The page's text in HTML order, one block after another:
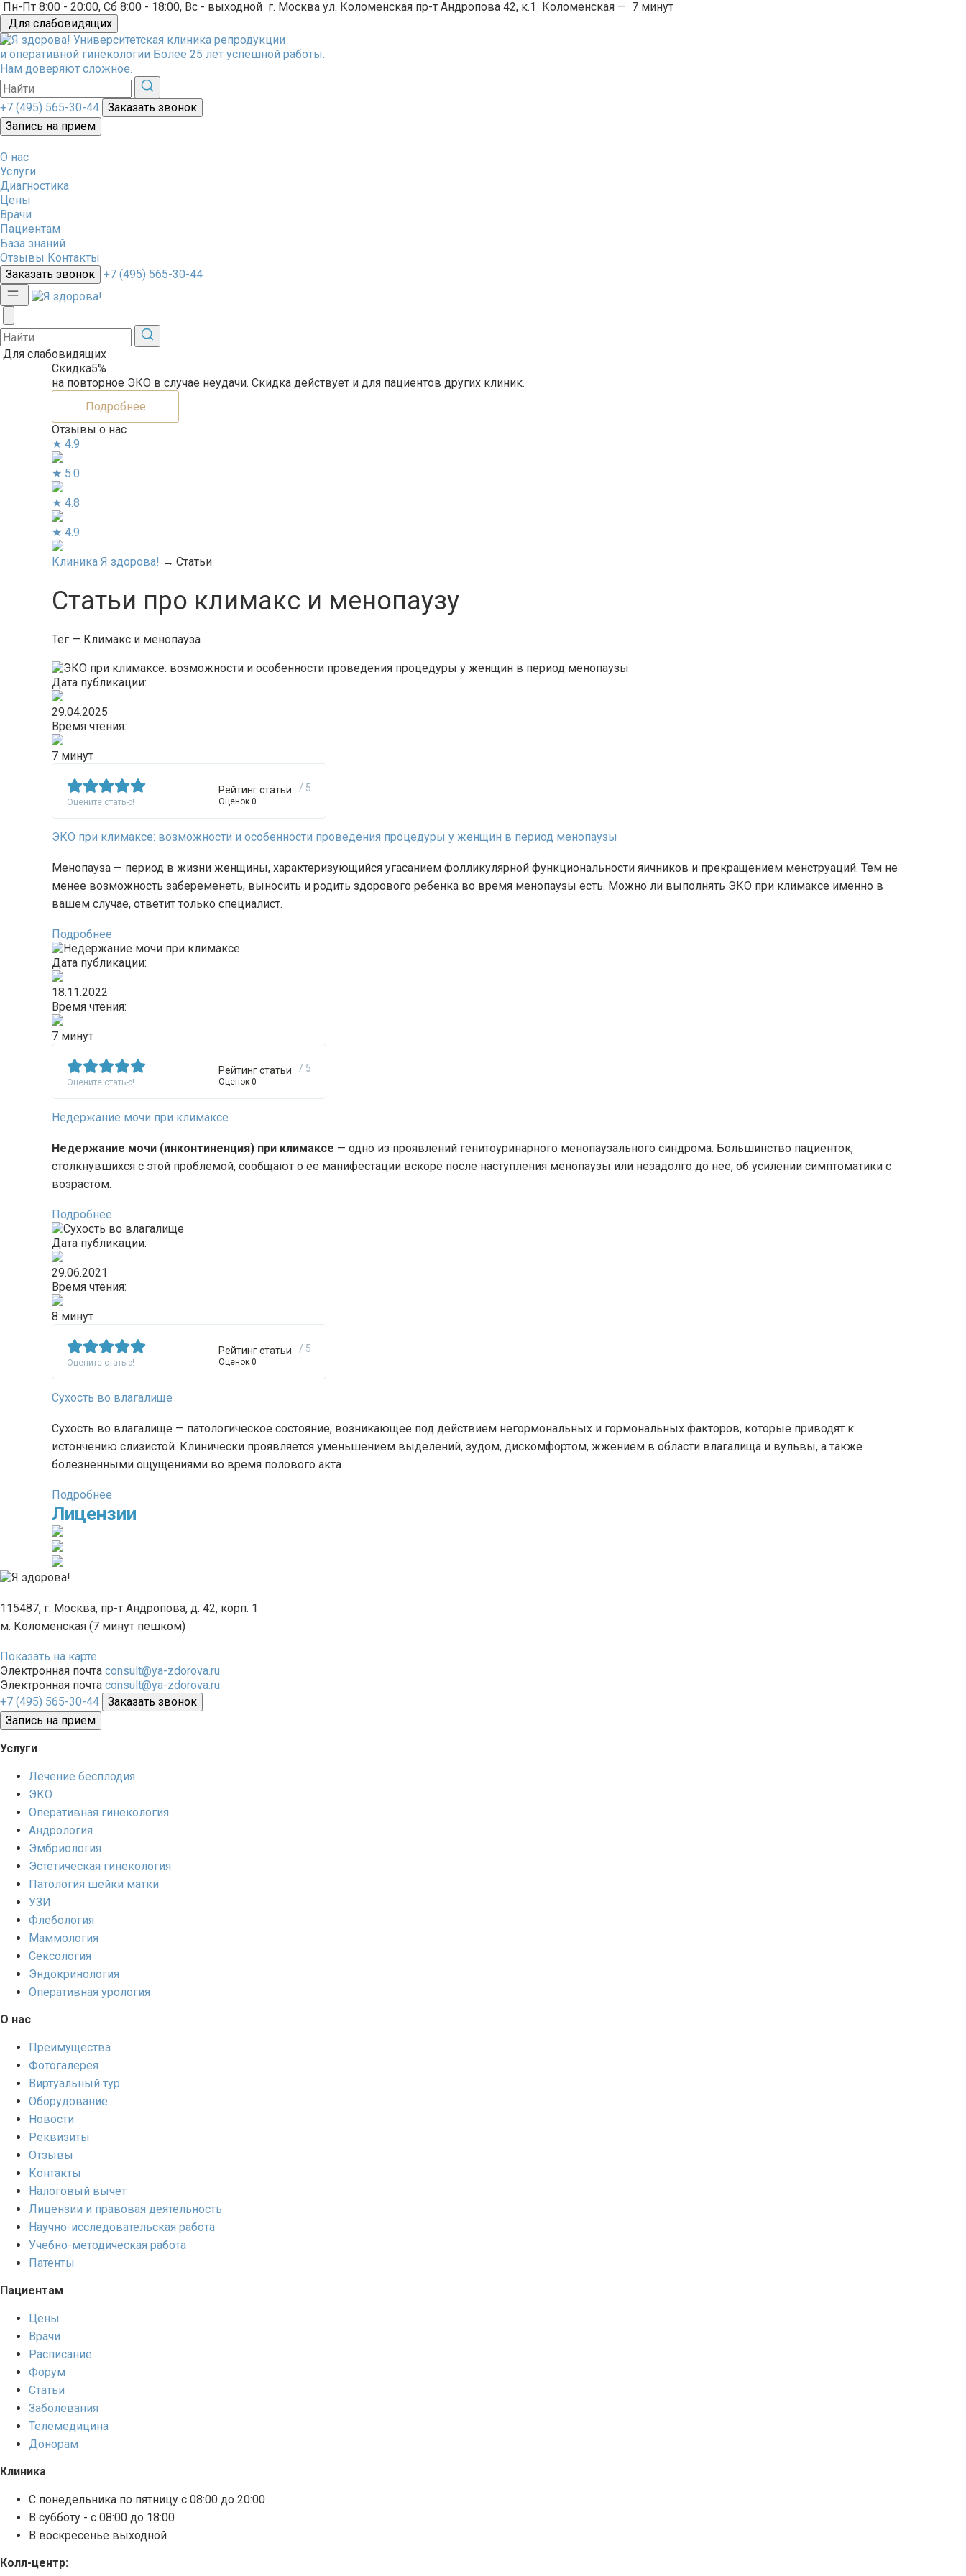
Пн-Пт 8:00 - 20:00, Сб 8:00 - 18:00, Вс - выходной г. Москва ул. Коломенская пр-т Андропова 42, к.1 Коломенская — 7 минут
Для слабовидящих
Университетская клиника репродукции
и оперативной гинекологии Более 25 лет успешной работы.
Нам доверяют сложное.
+7 (495) 565-30-44
Заказать звонок
Запись на прием
О нас
Услуги
Диагностика
Цены
Врачи
Пациентам
База знаний
Отзывы Контакты
Заказать звонок
+7 (495) 565-30-44
Для слабовидящих
Скидка5%
на повторное ЭКО в случае неудачи. Скидка действует и для пациентов других клиник.
Подробнее
Отзывы о нас
★ 4.9
★ 5.0
★ 4.8
★ 4.9
Клиника Я здорова! → Статьи
Статьи про климакс и менопаузу
Тег — Климакс и менопауза
Дата публикации:
29.04.2025
Время чтения:
7 минут
Оцените статью!
Рейтинг статьи / 5
Оценок 0
ЭКО при климаксе: возможности и особенности проведения процедуры у женщин в период менопаузы
Менопауза — период в жизни женщины, характеризующийся угасанием фолликулярной функциональности яичников и прекращением менструаций. Тем не
менее возможность забеременеть, выносить и родить здорового ребенка во время менопаузы есть. Можно ли выполнять ЭКО при климаксе именно в
вашем случае, ответит только специалист.
Подробнее
Дата публикации:
18.11.2022
Время чтения:
7 минут
Оцените статью!
Рейтинг статьи / 5
Оценок 0
Недержание мочи при климаксе
Недержание мочи (инконтиненция) при климаксе — одно из проявлений генитоуринарного менопаузального синдрома. Большинство пациенток,
столкнувшихся с этой проблемой, сообщают о ее манифестации вскоре после наступления менопаузы или незадолго до нее, об усилении симптоматики с
возрастом.
Подробнее
Дата публикации:
29.06.2021
Время чтения:
8 минут
Оцените статью!
Рейтинг статьи / 5
Оценок 0
Сухость во влагалище
Сухость во влагалище — патологическое состояние, возникающее под действием негормональных и гормональных факторов, которые приводят к
истончению слизистой. Клинически проявляется уменьшением выделений, зудом, дискомфортом, жжением в области влагалища и вульвы, а также
болезненными ощущениями во время полового акта.
Подробнее
Лицензии
115487, г. Москва, пр-т Андропова, д. 42, корп. 1
м. Коломенская (7 минут пешком)
Показать на карте
Электронная почта consult@ya-zdorova.ru
Электронная почта consult@ya-zdorova.ru
+7 (495) 565-30-44
Заказать звонок
Запись на прием
Услуги
Лечение бесплодия
ЭКО
Оперативная гинекология
Андрология
Эмбриология
Эстетическая гинекология
Патология шейки матки
УЗИ
Флебология
Маммология
Сексология
Эндокринология
Оперативная урология
О нас
Преимущества
Фотогалерея
Виртуальный тур
Оборудование
Новости
Реквизиты
Отзывы
Контакты
Налоговый вычет
Лицензии и правовая деятельность
Научно-исследовательская работа
Учебно-методическая работа
Патенты
Пациентам
Цены
Врачи
Расписание
Форум
Статьи
Заболевания
Телемедицина
Донорам
Клиника
С понедельника по пятницу с 08:00 до 20:00
В субботу - с 08:00 до 18:00
В воскресенье выходной
Колл-центр: